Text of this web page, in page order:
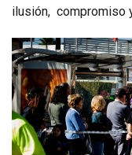
ilusión, compromiso